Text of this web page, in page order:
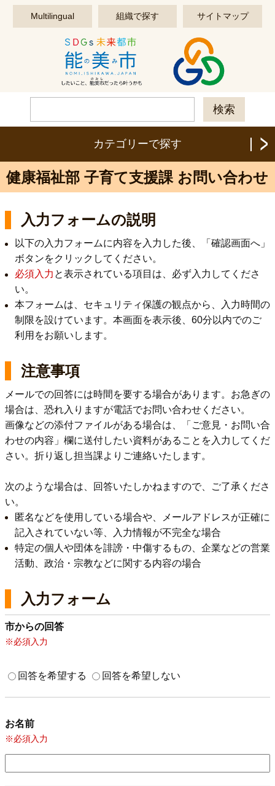
このページの本文へ移動する
Multilingual 組織で探す サイトマップ
カテゴリーで探す
健康福祉部 子育て支援課 お問い合わせ
入力フォームの説明
以下の入力フォームに内容を入力した後、「確認画面へ」
ボタンをクリックしてください。
必須入力 と表示されている項目は、必ず入力してくださ
い。
本フォームは、セキュリティ保護の観点から、入力時間の
制限を設けています。本画面を表示後、60分以内でのご
利用をお願いします。
注意事項
メールでの回答には時間を要する場合があります。お急ぎの
場合は、恐れ入りますが電話でお問い合わせください。
画像などの添付ファイルがある場合は、「ご意見・お問い合
わせの内容」欄に送付したい資料があることを入力してくだ
さい。折り返し担当課よりご連絡いたします。
次のような場合は、回答いたしかねますので、ご了承くださ
い。
匿名などを使用している場合や、メールアドレスが正確に
記入されていない等、入力情報が不完全な場合
特定の個人や団体を誹謗・中傷するもの、企業などの営業
活動、政治・宗教などに関する内容の場合
入力フォーム
市からの回答
※必須入力
回答を希望する 回答を希望しない
お名前
※必須入力